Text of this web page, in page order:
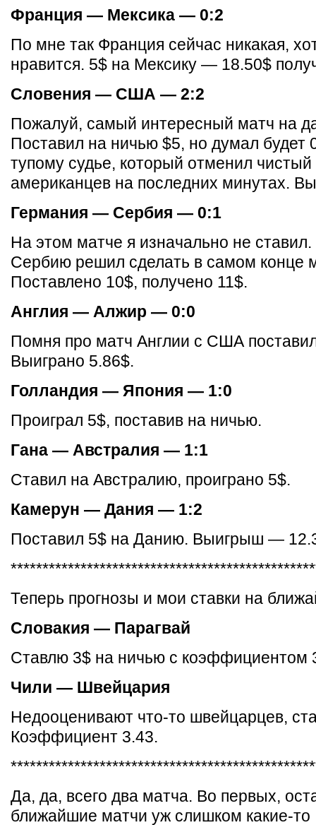
Франция — Мексика — 0:2
По мне так Франция сейчас никакая,
нравится. 5$ на Мексику — 18.50$
Словения — США — 2:2
Пожалуй, самый интересный матч на
Поставил на ничью $5, но думал будет
тупому судье, который отменил чистый
американцев на последних минутах.
Германия — Сербия — 0:1
На этом матче я изначально не ставил.
Сербию решил сделать в самом конце
Поставлено 10$, получено 11$.
Англия — Алжир — 0:0
Помня про матч Англии с США
Выиграно 5.86$.
Голландия — Япония — 1:0
Проиграл 5$, поставив на ничью.
Гана — Австралия — 1:1
Ставил на Австралию, проиграно 5$.
Камерун — Дания — 1:2
Поставил 5$ на Данию. Выигрыш —
Теперь прогнозы и мои ставки на
Словакия — Парагвай
Ставлю 3$ на ничью с коэффициентом
Чили — Швейцария
Недооценивают что-то швейцарцев,
Коэффициент 3.43.
Да, да, всего два матча. Во первых,
ближайшие матчи уж слишком какие-то